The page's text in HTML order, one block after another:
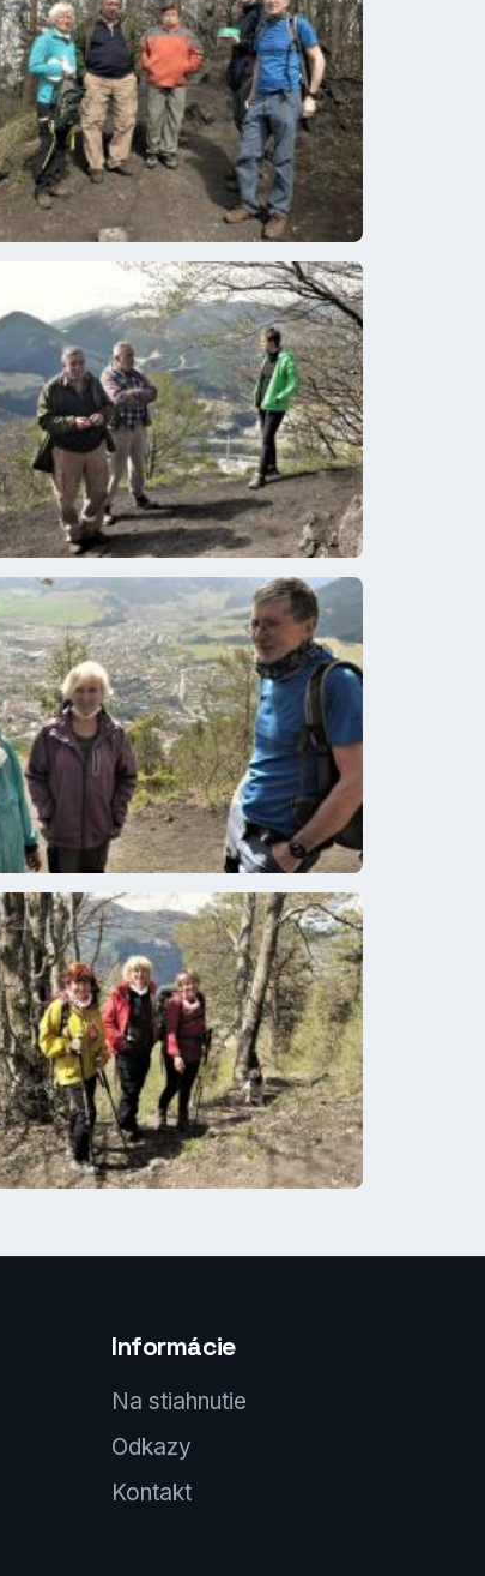
Informácie
Na stiahnutie
Odkazy
Kontakt